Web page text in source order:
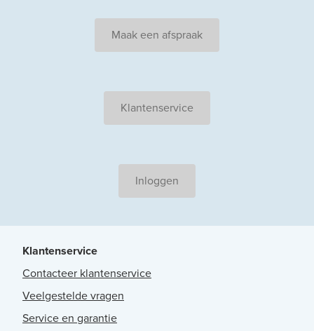
Maak een afspraak
Klantenservice
Inloggen
Klantenservice
Contacteer klantenservice
Veelgestelde vragen
Service en garantie